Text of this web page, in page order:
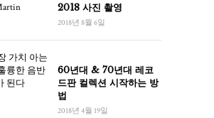
2018 사진 촬영
2018년 8월 6일
60년대 & 70년대 레코
드판 컬렉션 시작하는 방
법
2018년 4월 19일